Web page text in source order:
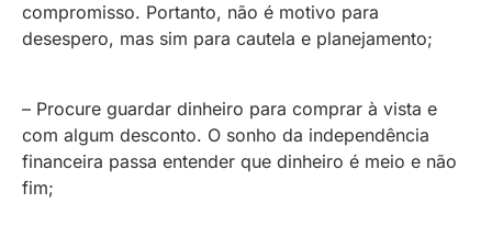
compromisso. Portanto, não é motivo para
desespero, mas sim para cautela e planejamento;
– Procure guardar dinheiro para comprar à vista e
com algum desconto. O sonho da independência
financeira passa entender que dinheiro é meio e não
fim;